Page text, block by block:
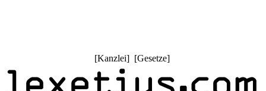
[Kanzlei] [Gesetze]